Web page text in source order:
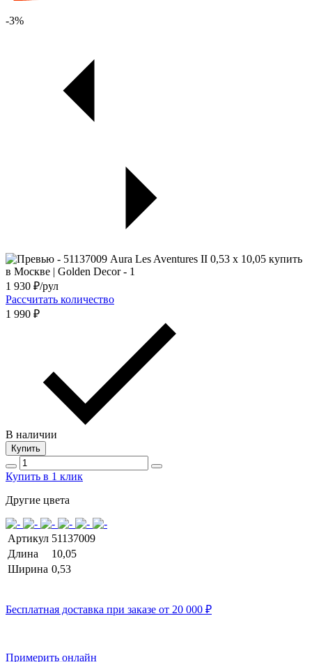
-3%
1 930 ₽/рул
Рассчитать количество
1 990 ₽
В наличии
Купить
Купить в 1 клик
Другие цвета
Артикул 51137009
Длина
10,05
Ширина 0,53
Бесплатная доставка при заказе от 20 000 ₽
Примерить онлайн